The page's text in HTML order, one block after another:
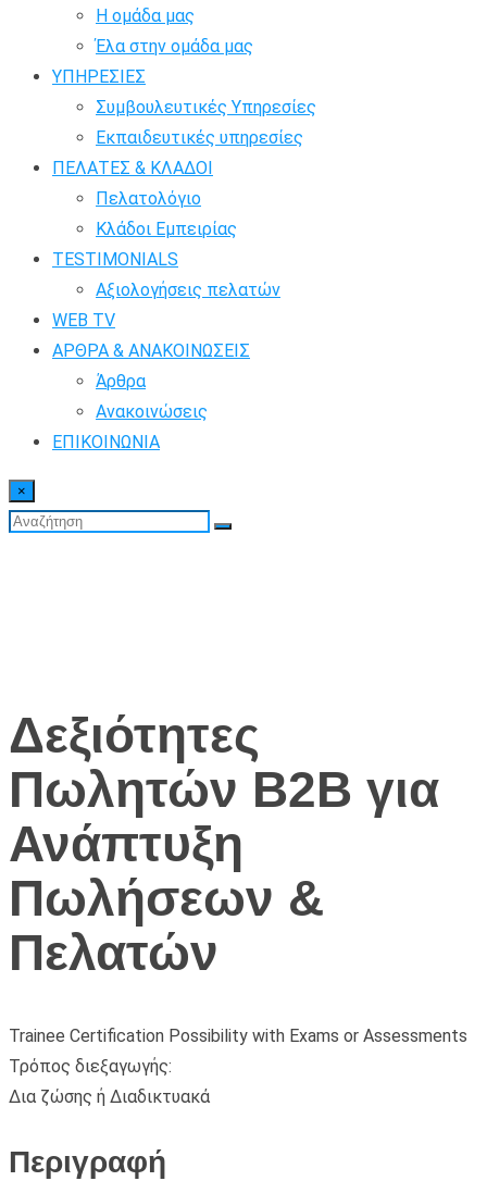
Η ομάδα μας
Έλα στην ομάδα μας
ΥΠΗΡΕΣΙΕΣ
Συμβουλευτικές Υπηρεσίες
Εκπαιδευτικές υπηρεσίες
ΠΕΛΑΤΕΣ & ΚΛΑΔΟΙ
Πελατολόγιο
Κλάδοι Εμπειρίας
TESTIMONIALS
Αξιολογήσεις πελατών
WEB TV
ΑΡΘΡΑ & ΑΝΑΚΟΙΝΩΣΕΙΣ
Άρθρα
Ανακοινώσεις
ΕΠΙΚΟΙΝΩΝΙΑ
×
Δεξιότητες
Πωλητών B2B για
Ανάπτυξη
Πωλήσεων &
Πελατών
Trainee Certification Possibility with Exams or Assessments
Τρόπος διεξαγωγής:
Δια ζώσης ή Διαδικτυακά
Περιγραφή